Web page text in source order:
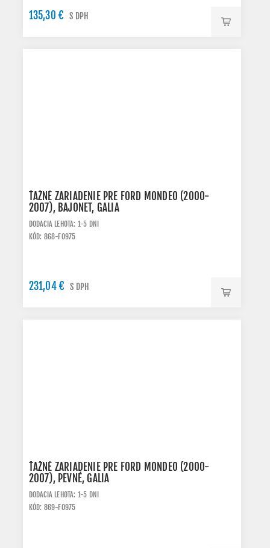
135,30 € S DPH
ŤAŽNÉ ZARIADENIE PRE FORD MONDEO (2000-
2007), BAJONET, GALIA
DODACIA LEHOTA: 1-5 DNI
KÓD: 868-F0975
231,04 € S DPH
ŤAŽNÉ ZARIADENIE PRE FORD MONDEO (2000-
2007), PEVNÉ, GALIA
DODACIA LEHOTA: 1-5 DNI
KÓD: 869-F0975